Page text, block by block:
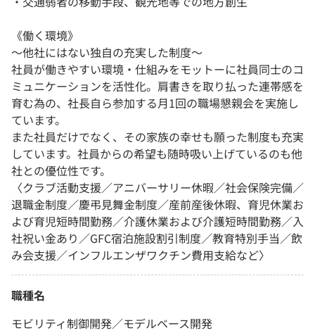
《働く環境》
〜他社にはない独自の充実した制度〜
社員が働きやすい環境・仕組みをモットーに社員同士のコ
ミュニケーションを活性化。肩書きを取り払った連帯感を
育む為の、社長自ら参加する月1回の職場懇親会を実施し
ています。
また社員だけでなく、その家族の幸せも願った制度も充実
しています。社員からの希望も随時吸い上げているのも他
社との優位性です。
〈クラブ活動支援／アニバーサリー休暇／社会保険完備／
退職金制度／慶弔見舞金制度／産前産後休暇、育児休業お
よび育児短時間勤務／介護休業および介護短時間勤務／入
社祝い金あり／GFC宿泊施設割引制度／教育特別手当／飲
み会支援／インフルエンザワクチン費用支給など〉
職種名
モビリティ制御開発／モデルベース開発